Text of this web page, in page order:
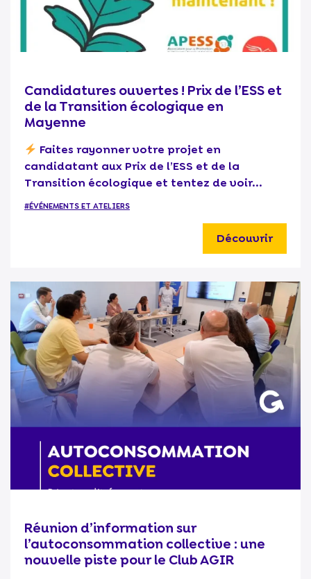
Candidatures ouvertes ! Prix de l’ESS et
de la Transition écologique en
Mayenne
Faites rayonner votre projet en
candidatant aux Prix de l’ESS et de la
Transition écologique et tentez de voir...
#ÉVÉNEMENTS ET ATELIERS
Découvrir
Réunion d’information sur
l’autoconsommation collective : une
nouvelle piste pour le Club AGIR